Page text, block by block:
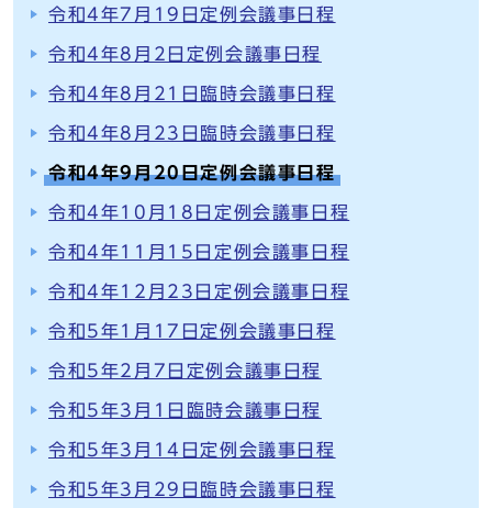
令和4年7月19日定例会議事日程
令和4年8月2日定例会議事日程
令和4年8月21日臨時会議事日程
令和4年8月23日臨時会議事日程
令和4年9月20日定例会議事日程
令和4年10月18日定例会議事日程
令和4年11月15日定例会議事日程
令和4年12月23日定例会議事日程
令和5年1月17日定例会議事日程
令和5年2月7日定例会議事日程
令和5年3月1日臨時会議事日程
令和5年3月14日定例会議事日程
令和5年3月29日臨時会議事日程